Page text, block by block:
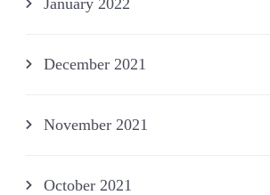
December 2021
November 2021
October 2021